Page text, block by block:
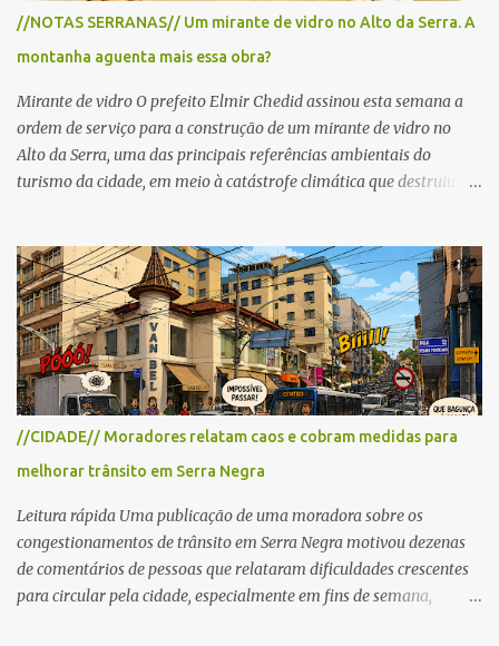
cronograma da organização e de todas as prefeituras envolvidas,
as interdições ocorrerão de forma programada e os trechos serão
//NOTAS SERRANAS// Um mirante de vidro no Alto da Serra. A
montanha aguenta mais essa obra?
Mirante de vidro O prefeito Elmir Chedid assinou esta semana a
ordem de serviço para a construção de um mirante de vidro no
Alto da Serra, uma das principais referências ambientais do
turismo da cidade, em meio à catástrofe climática que destruiu o
ambiental nas políticas públicas. Preservação permanente O Alto
da Serra está localizado em uma das Áreas de Preservação
Permanente no município, chamadas de APP no Código Florestal
Brasileiro, Lei nº 12.651/12. As APPS são protegidas com a função
ambiental de preservar os recursos hídricos, a paisagem, a
proteção do solo e a biodiversidade para assegurar a qualidade de
transmissão de televisão e telefonia celular, contêineres de uso
comercial, sanitário público, pequenas construções e uma rampa
obra? Im...
//CIDADE// Moradores relatam caos e cobram medidas para
melhorar trânsito em Serra Negra
Leitura rápida Uma publicação de uma moradora sobre os
congestionamentos de trânsito em Serra Negra motivou dezenas
de comentários de pessoas que relataram dificuldades crescentes
para circular pela cidade, especialmente em fins de semana,